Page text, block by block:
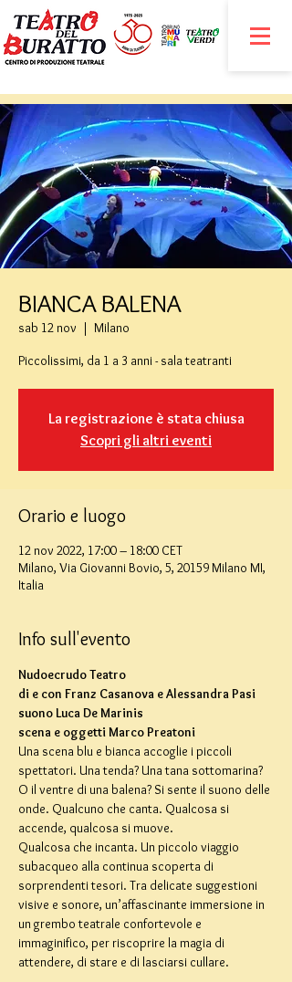
BIANCA BALENA
sab 12 nov
  |
Milano
Piccolissimi, da 1 a 3 anni - sala teatranti
La registrazione è stata chiusa
Scopri gli altri eventi
Orario e luogo
12 nov 2022, 17:00 – 18:00 CET
Milano, Via Giovanni Bovio, 5, 20159 Milano MI,
Italia
Info sull'evento
Nudoecrudo Teatro
di e con Franz Casanova e Alessandra Pasi
suono Luca De Marinis
scena e oggetti Marco Preatoni
Una scena blu e bianca accoglie i piccoli
spettatori. Una tenda? Una tana sottomarina?
O il ventre di una balena? Si sente il suono delle
onde. Qualcuno che canta. Qualcosa si
accende, qualcosa si muove.
Qualcosa che incanta. Un piccolo viaggio
subacqueo alla continua scoperta di
sorprendenti tesori. Tra delicate suggestioni
visive e sonore, un’affascinante immersione in
un grembo teatrale confortevole e
immaginifico, per riscoprire la magia di
attendere, di stare e di lasciarsi cullare.